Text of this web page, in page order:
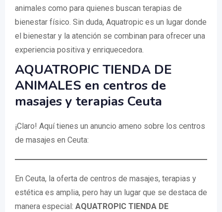
animales como para quienes buscan terapias de
bienestar físico. Sin duda, Aquatropic es un lugar donde
el bienestar y la atención se combinan para ofrecer una
experiencia positiva y enriquecedora.
AQUATROPIC TIENDA DE
ANIMALES en centros de
masajes y terapias Ceuta
¡Claro! Aquí tienes un anuncio ameno sobre los centros
de masajes en Ceuta:
En Ceuta, la oferta de centros de masajes, terapias y
estética es amplia, pero hay un lugar que se destaca de
manera especial: AQUATROPIC TIENDA DE